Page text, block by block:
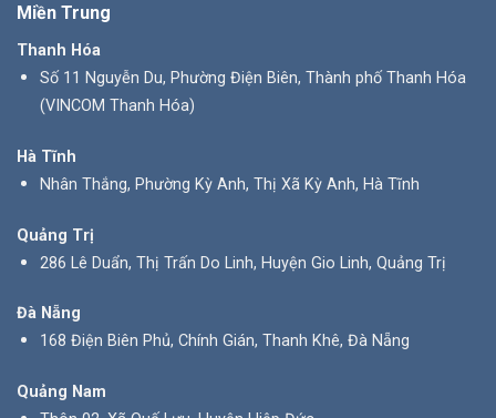
Miền Trung
Thanh Hóa
Số 11 Nguyễn Du, Phường Điện Biên, Thành phố Thanh Hóa
(VINCOM Thanh Hóa)
Hà Tĩnh
Nhân Thắng, Phường Kỳ Anh, Thị Xã Kỳ Anh, Hà Tĩnh
Quảng Trị
286 Lê Duẩn, Thị Trấn Do Linh, Huyện Gio Linh, Quảng Trị
Đà Nẵng
168 Điện Biên Phủ, Chính Gián, Thanh Khê, Đà Nẵng
Quảng Nam